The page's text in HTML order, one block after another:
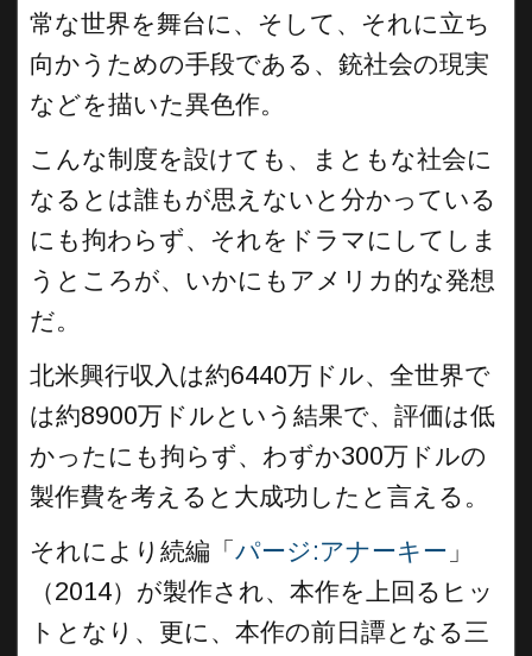
常な世界を舞台に、そして、それに立ち
向かうための手段である、銃社会の現実
などを描いた異色作。
こんな制度を設けても、まともな社会に
なるとは誰もが思えないと分かっている
にも拘わらず、それをドラマにしてしま
うところが、いかにもアメリカ的な発想
だ。
北米興行収入は約6440万ドル、全世界で
は約8900万ドルという結果で、評価は低
かったにも拘らず、わずか300万ドルの
製作費を考えると大成功したと言える。
それにより続編「 パージ:アナーキー 」
（2014）が製作され、本作を上回るヒッ
トとなり、更に、本作の前日譚となる三